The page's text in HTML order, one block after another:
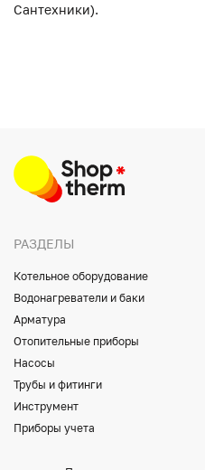
Сантехники).
РАЗДЕЛЫ
Котельное оборудование
Водонагреватели и баки
Арматура
Отопительные приборы
Насосы
Трубы и фитинги
Инструмент
Приборы учета